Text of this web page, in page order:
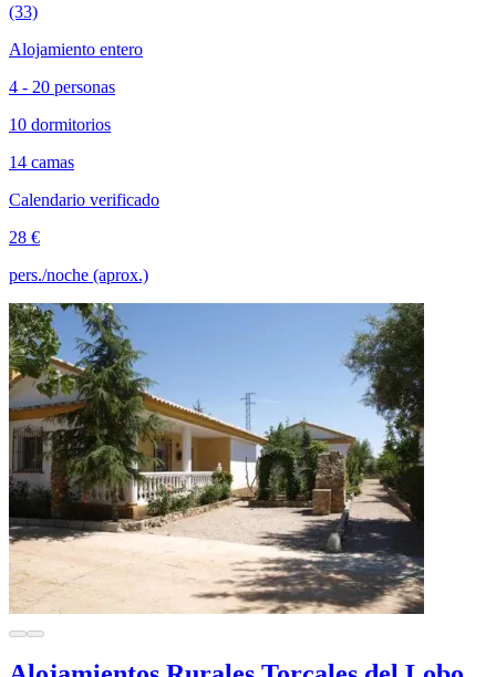
(33)
Alojamiento entero
4 - 20 personas
10 dormitorios
14 camas
Calendario verificado
28 €
pers./noche (aprox.)